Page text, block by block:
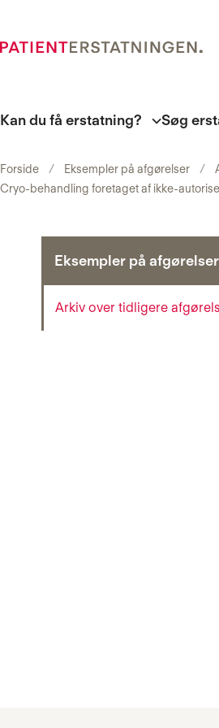
Kan du få erstatning? Søg
Forside Eksempler på afgørelser
Cryo-behandling foretaget af ikke-
Eksempler på afgørelser
Arkiv over tidligere